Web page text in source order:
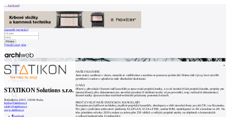
Archiweb
Zapoměli jste heslo?
Vytvořit nový účet
Zprávy
Architekti
Stavby
Katalog
E-shop
0
STATIKON Solutions s.r.o.
Štefánikova 229/5, 150 00 Praha
krivka@statikon.cz
zalsky@statikon.cz
www.statikon.cz
facebook
NAŠE FILOZOFIE
Jsme statici, nadšenci v oboru, neustále se vzděláváme a snažíme se posouvat profesi dál. Máme rádi výzvy, baví nás šířit
povědomí o statice a uplatňovat naše dlouholeté zkušenosti.
O NÁS
Hlavní a převažující činností naší kanceláře je zpracování projektů statiky, a to od úvodních fází projektů (studie, projekty pro
územní řízení), přes dokumentaci pro stavební povolení či ohlášení stavby až po prováděcí, resp. realizační dokumentaci.
Kromě statiky zpracováváme stavebně-technické průzkumy pozemních staveb.
PROČ ZVOLIT NAŠI STATICKOU KANCELÁŘ?
Pracujeme pro špičkové architekty, úspěšné projekční kanceláře, developery a větší stavební firmy po celé ČR i na Slovensku.
Pro práci využíváme softwarové platformy ALLPLAN, SCIA a FINE, umíme BIM, modelujeme ve 3D a kreslíme ve 2D. Na
trhu působíme od roku 2010 a máme za sebou přes 250 větších a velkých projektů statiky na objektech a konstrukcích
v celkové hodnotě přes 15 miliard Kč.